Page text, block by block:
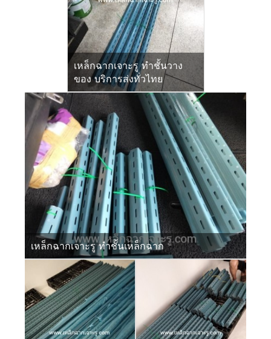
เหล็กฉากเจาะรู ทำชั้นวาง
ของ บริการส่งทั่วไทย
เหล็กฉากเจาะรู ทำชั้นเหล็กฉาก